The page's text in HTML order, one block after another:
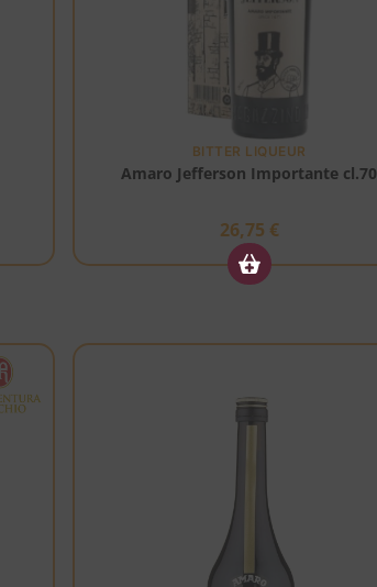
BITTER LIQUEUR
Amaro Jefferson Importante cl.70
26,75 €